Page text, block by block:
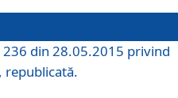
236 din 28.05.2015 privind
republicată.